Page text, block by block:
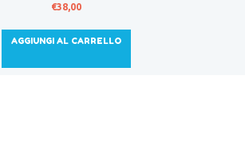
€38,00
AGGIUNGI AL CARRELLO